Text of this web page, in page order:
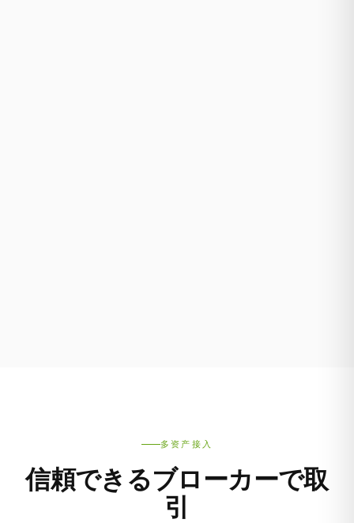
多资产接入
信頼できるブローカーで取
引